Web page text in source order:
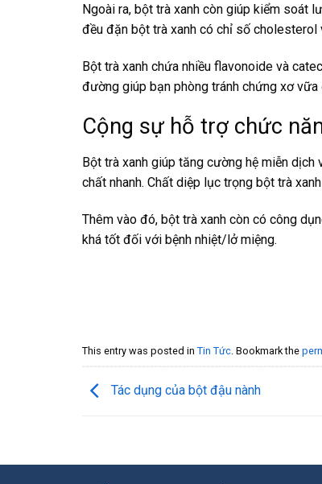
Ngoài ra, bột trà xanh còn giúp kiểm soát
đều đặn bột trà xanh có chỉ số
Bột trà xanh chứa nhiều flavonoide và
đường giúp bạn phòng tránh chứng xơ
Cộng sự hỗ trợ chức
Bột trà xanh giúp tăng cường hệ miễn
chất nhanh. Chất diệp lục trọng bột trà
Thêm vào đó, bột trà xanh còn có công
khá tốt đối với bệnh nhiệt/lở miệng.
This entry was posted in Tin Tức. Bookmark the
Tác dụng của bột đậu nành